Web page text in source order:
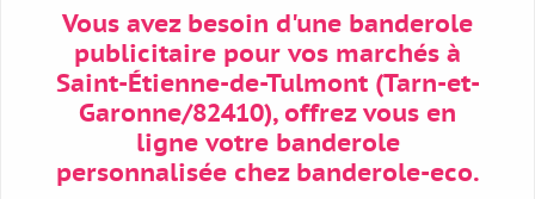
Vous avez besoin d'une banderole
publicitaire pour vos marchés à
Saint-Étienne-de-Tulmont (Tarn-et-
Garonne/82410), offrez vous en
ligne votre banderole
personnalisée chez banderole-eco.